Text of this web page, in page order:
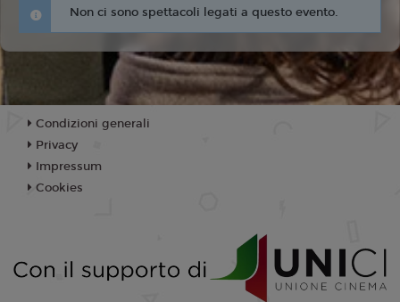
Non ci sono spettacoli legati a questo evento.
Condizioni generali
Privacy
Impressum
Cookies